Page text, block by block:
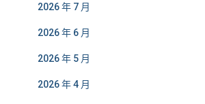
2026 年 7 月
2026 年 6 月
2026 年 5 月
2026 年 4 月